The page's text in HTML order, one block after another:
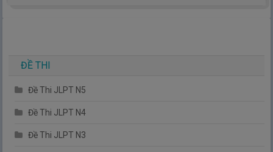
ĐỀ THI
Đề Thi JLPT N5
Đề Thi JLPT N4
Đề Thi JLPT N3